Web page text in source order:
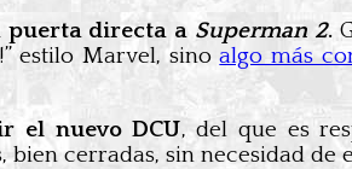
puerta directa a Superman 2.
estilo Marvel, sinoalgo más
el nuevo DCU, del que es
cerradas, sin necesidad de